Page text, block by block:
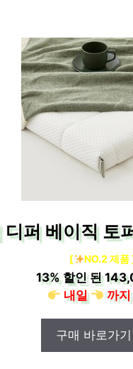
디퍼 베이직 토
[ NO.2 제품
13%할인 된
내일
까지
구매 바로가기